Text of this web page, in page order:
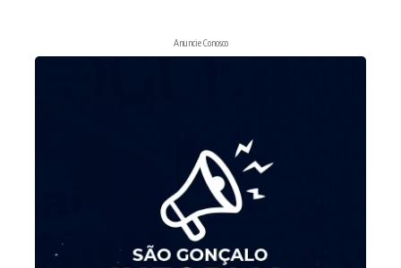
Anuncie Conosco